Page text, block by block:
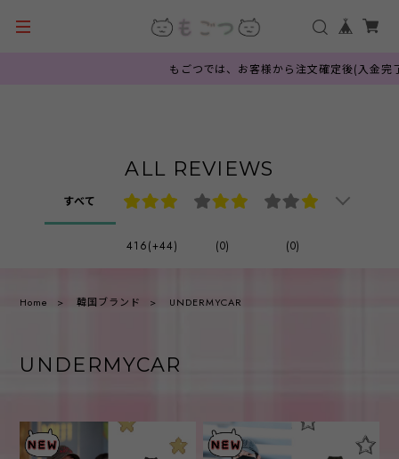
もごつでは、お客様から注文確定後(入金完
ALL REVIEWS
すべて
416(+44) (0) (0)
Home 韓国ブランド UNDERMYCAR
UNDERMYCAR